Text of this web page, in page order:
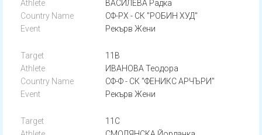
ВАСИЛЕВА Радка
СФ-РХ - СК "РОБИН ХУД"
Рекърв Жени
11B
ИВАНОВА Теодора
СФ-Ф - СК "ФЕНИКС АРЧЪРИ"
Рекърв Жени
11C